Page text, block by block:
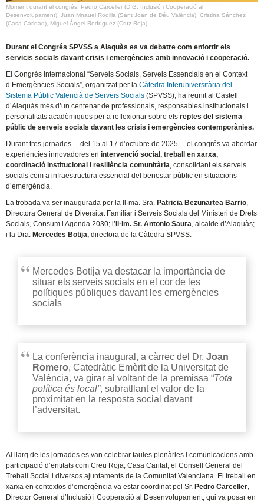
Moment durant el congrés. Pedro Carceller (D.G. Inclusió i Cooperació al
Desenvolupament), Juan Mnauel Rodilla (Sant Joan de Déu València), Cristina Sánchez
(Casa Caridad), Miguel Ángel Rodríguez (Cruz Roja).
Durant el Congrés SPVSS a Alaquàs es va debatre com enfortir els
servicis socials davant crisis i emergències amb innovació i cooperació.
El Congrés Internacional “Serveis Socials, Serveis Essencials en el Context
d’Emergències Socials”, organitzat per laCàtedra Interuniversitària del
Sistema Públic Valencià de Serveis Socials (SPVSS), ha reunit al Castell
d’Alaquàs més d’un centenar de professionals, responsables institucionals i
personalitats acadèmiques per a reflexionar sobre els reptes del sistema
públic de serveis socials davant les crisis i emergències contemporànies.
Durant tres jornades —del 15 al 17 d’octubre de 2025— el congrés va abordar
experiències innovadores enintervenció social, treball en xarxa,
coordinació institucional i resiliència comunitària, consolidant els serveis
socials com a infraestructura essencial del benestar públic en situacions
d’emergència.
La trobada va ser inaugurada per la Il·ma. Sra. Patricia Bezunartea Barrio,
Directora General de Diversitat Familiar i Serveis Socials del Ministeri de Drets
Socials, Consum i Agenda 2030; l’ Il·lm. Sr. Antonio Saura, alcalde d’Alaquàs;
i la Dra. Mercedes Botija, directora de la Càtedra SPVSS.
Mercedes Botija va destacar la importància de
situar els serveis socials en el cor de les
polítiques públiques davant les emergències
socials
La conferència inaugural, a càrrec del Dr. Joan
Romero, Catedràtic Emèrit de la Universitat de
València, va girar al voltant de la premissa “Tota
política és local”, subratllant el valor de la
proximitat en la resposta social davant
l’adversitat.
Al llarg de les jornades es van celebrar taules plenàries i comunicacions amb
participació d’entitats com Creu Roja, Casa Caritat, el Consell General del
Treball Social i diversos ajuntaments de la Comunitat Valenciana. El treball en
xarxa en contextos d’emergència va estar coordinat pel Sr.Pedro Carceller
Director General d’Inclusió i Cooperació al Desenvolupament, qui va posar en